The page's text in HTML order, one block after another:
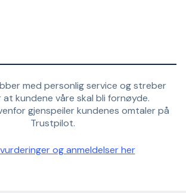
med personlig service og streber
kundene våre skal bli fornøyde.
gjenspeiler kundenes omtaler på
Trustpilot.
og anmeldelser her